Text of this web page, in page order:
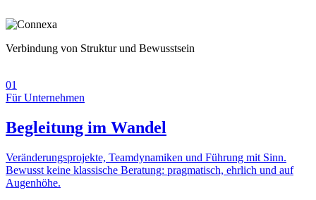
Verbindung von Struktur und Bewusstsein
01
Für Unternehmen
Begleitung im Wandel
Veränderungsprojekte, Teamdynamiken und Führung mit Sinn.
Bewusst keine klassische Beratung: pragmatisch, ehrlich und auf
Augenhöhe.